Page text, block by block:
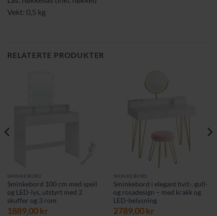
Vekt: 0,5 kg
RELATERTE PRODUKTER
SMINKEBORD
Sminkebord 100 cm med speil
og LED-lys, utstyrt med 2
skuffer og 3 rom
1889,00kr
SMINKEBORD
Sminkebord i elegant hvit-, gull-
og rosadesign – med krakk og
LED-belysning
2789,00kr